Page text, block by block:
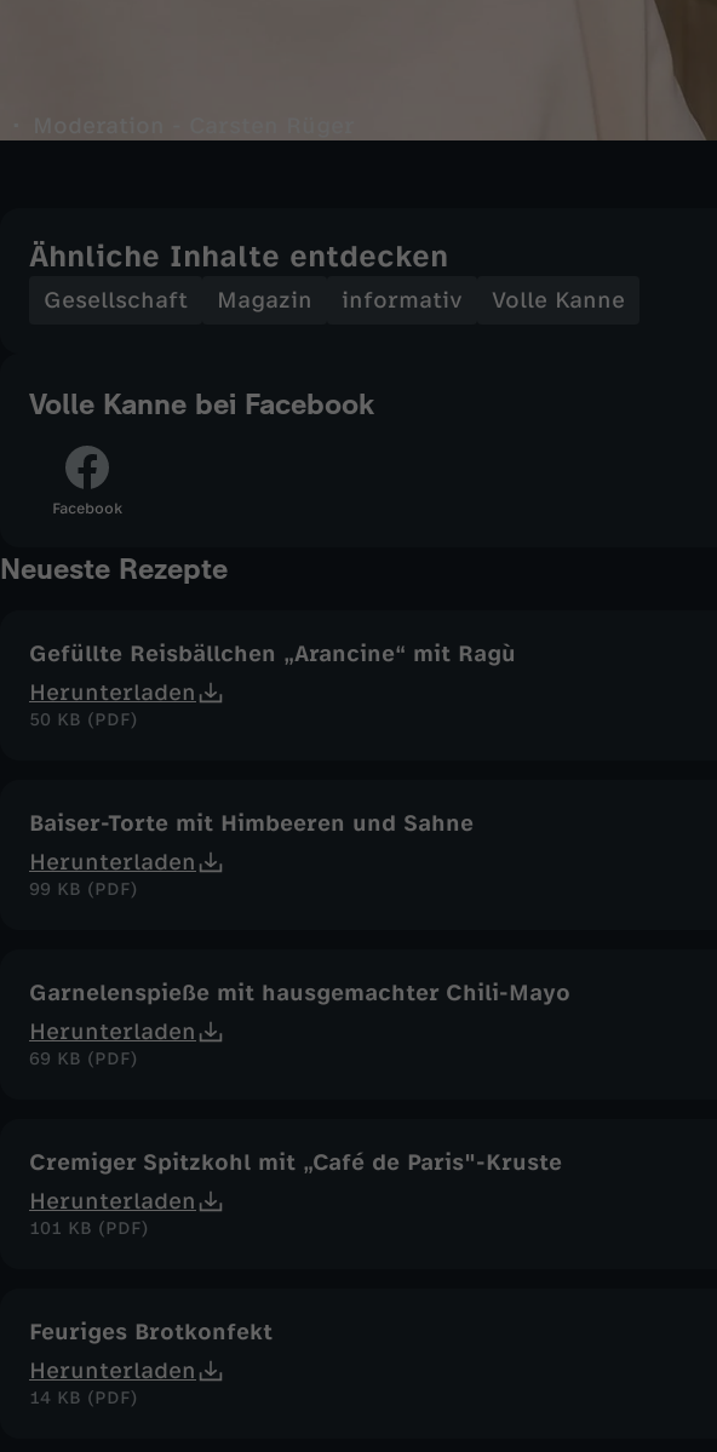
Ähnliche Inhalte entdecken
Gesellschaft Magazin informativ Volle Kanne
Volle Kanne bei Facebook
Facebook
Neueste Rezepte
Gefüllte Reisbällchen „Arancine“ mit Ragù
Herunterladen
50 KB (PDF)
Baiser-Torte mit Himbeeren und Sahne
Herunterladen
99 KB (PDF)
Garnelenspieße mit hausgemachter Chili-Mayo
Herunterladen
69 KB (PDF)
Cremiger Spitzkohl mit „Café de Paris"-Kruste
Herunterladen
101 KB (PDF)
Feuriges Brotkonfekt
Herunterladen
14 KB (PDF)